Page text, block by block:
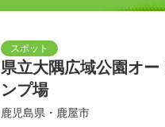
県立大隅広域公園オー
ンプ場
鹿児島県・鹿屋市